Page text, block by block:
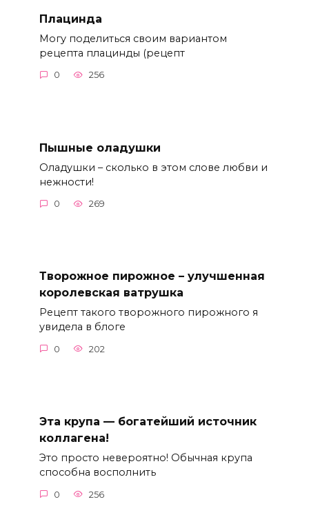
Плацинда
Могу поделиться своим вариантом
рецепта плацинды (рецепт
0 256
Пышные оладушки
Оладушки – сколько в этом слове любви и
нежности!
0 269
Творожное пирожное – улучшенная
королевская ватрушка
Рецепт такого творожного пирожного я
увидела в блоге
0 202
Эта крупа — богатейший источник
коллагена!
Это просто невероятно! Обычная крупа
способна восполнить
0 256